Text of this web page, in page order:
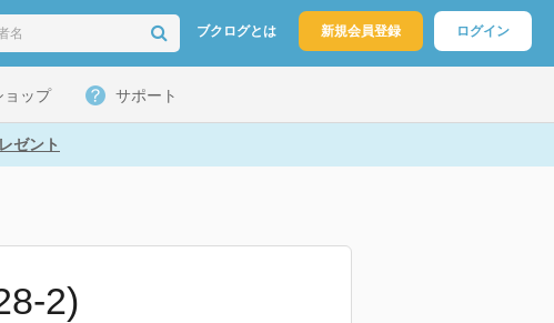
ブクログとは 新規会員登録 ログイン
ョップ サポート
ゼント
2)